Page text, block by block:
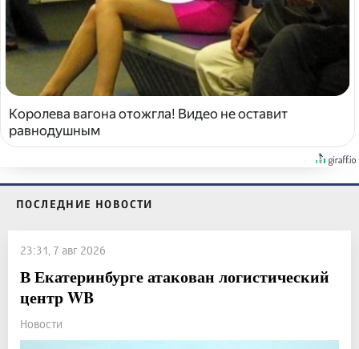
Королева вагона отожгла! Видео не оставит
равнодушным
ПОСЛЕДНИЕ НОВОСТИ
23:31, 7 авг 2026
В Екатеринбурге атакован логистический
центр WB
Новости